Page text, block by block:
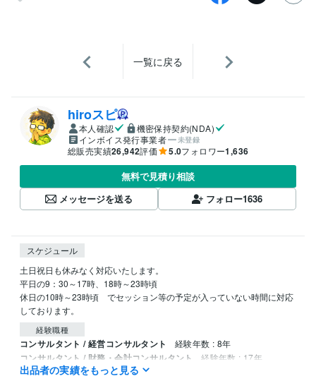
一覧に戻る
hiroスピ
本人確認
機密保持契約(NDA)
インボイス発行事業者
未登録
総販売実績26,942評価 5.0フォロワー1,636
無料で見積り相談
メッセージを送る
フォロー1636
スケジュール
土日祝日も休みなく対応いたします。
平日の9：30～17時、18時～23時頃
休日の10時～23時頃　でセッション等の予定が入っていない時間に対応
経験職種
コンサルタント / 経営コンサルタント 経験年数 : 8年
コンサルタント / 財務・会計コンサルタント 経験年数 : 17年
ライフスタイル・その他 / 占い師
出品者の実績をもっと見る